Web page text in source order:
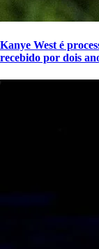
Kanye West é
recebido por dois